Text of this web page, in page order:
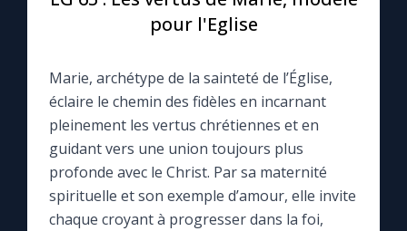
L'actualité de la semaine
La newsletter
La vidéo de la semaine
Le compte Tiktok
pour l'Eglise
Marie, archétype de la sainteté de l’Église,
éclaire le chemin des fidèles en incarnant
pleinement les vertus chrétiennes et en
guidant vers une union toujours plus
profonde avec le Christ. Par sa maternité
spirituelle et son exemple d’amour, elle invite
chaque croyant à progresser dans la foi,